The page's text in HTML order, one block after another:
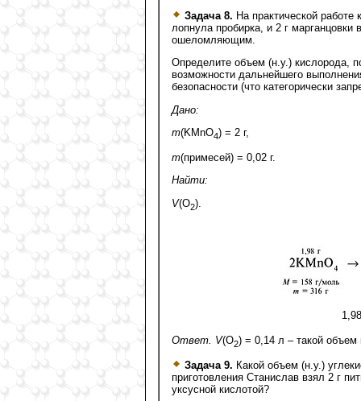
Задача 8. На практической
лопнула пробирка, и 2 г
ошеломляющим.
Определите объем (н.у.) кислорода,
возможности дальнейшего
безопасности (что категорически
Дано:
m(KMnO4) = 2 г,
m(примесей) = 0,02 г.
Найти:
V(O2).
Ответ. V(O2) = 0,14 л – такой
Задача 9. Какой объем (н.у.)
приготовления Станислав взял 2 г
уксусной кислотой?